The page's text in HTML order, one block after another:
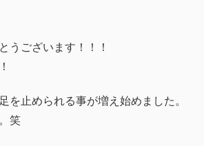
うございます！！！
止められる事が増え始めました。
笑